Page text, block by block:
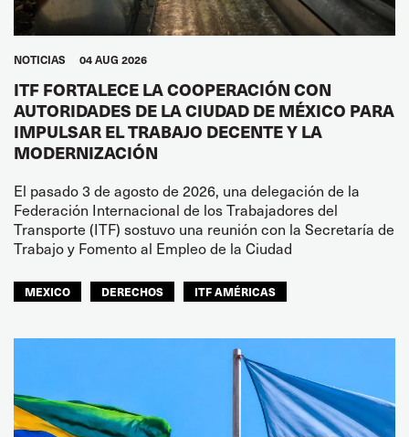
NOTICIAS 04 AUG 2026
ITF FORTALECE LA COOPERACIÓN CON
AUTORIDADES DE LA CIUDAD DE MÉXICO PARA
IMPULSAR EL TRABAJO DECENTE Y LA
MODERNIZACIÓN
El pasado 3 de agosto de 2026, una delegación de la
Federación Internacional de los Trabajadores del
Transporte (ITF) sostuvo una reunión con la Secretaría de
Trabajo y Fomento al Empleo de la Ciudad
MEXICO DERECHOS ITF AMÉRICAS